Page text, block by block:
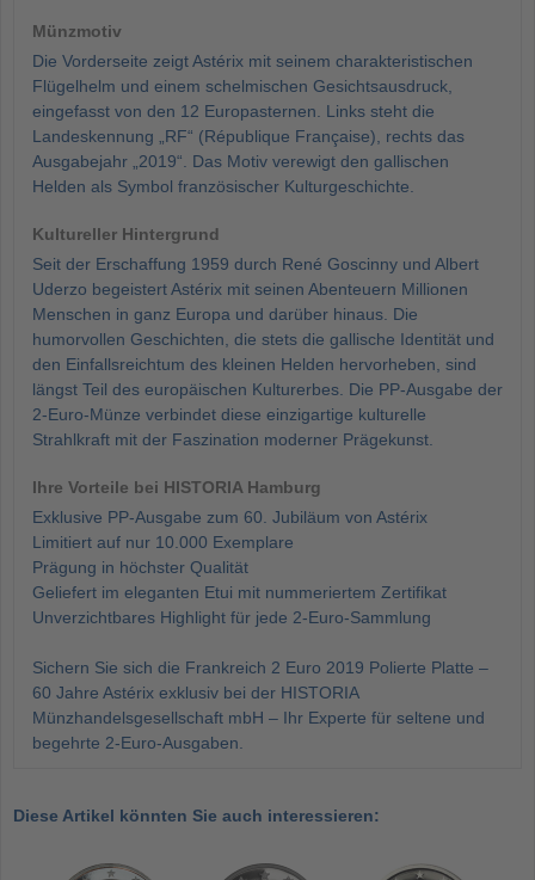
Münzmotiv
Die Vorderseite zeigt Astérix mit seinem charakteristischen
Flügelhelm und einem schelmischen Gesichtsausdruck,
eingefasst von den 12 Europasternen. Links steht die
Landeskennung „RF“ (République Française), rechts das
Ausgabejahr „2019“. Das Motiv verewigt den gallischen
Helden als Symbol französischer Kulturgeschichte.
Kultureller Hintergrund
Seit der Erschaffung 1959 durch René Goscinny und Albert
Uderzo begeistert Astérix mit seinen Abenteuern Millionen
Menschen in ganz Europa und darüber hinaus. Die
humorvollen Geschichten, die stets die gallische Identität und
den Einfallsreichtum des kleinen Helden hervorheben, sind
längst Teil des europäischen Kulturerbes. Die PP-Ausgabe der
2-Euro-Münze verbindet diese einzigartige kulturelle
Strahlkraft mit der Faszination moderner Prägekunst.
Ihre Vorteile bei HISTORIA Hamburg
Exklusive PP-Ausgabe zum 60. Jubiläum von Astérix
Limitiert auf nur 10.000 Exemplare
Prägung in höchster Qualität
Geliefert im eleganten Etui mit nummeriertem Zertifikat
Unverzichtbares Highlight für jede 2-Euro-Sammlung
Sichern Sie sich die Frankreich 2 Euro 2019 Polierte Platte –
60 Jahre Astérix exklusiv bei der HISTORIA
Münzhandelsgesellschaft mbH – Ihr Experte für seltene und
begehrte 2-Euro-Ausgaben.
Diese Artikel könnten Sie auch interessieren: